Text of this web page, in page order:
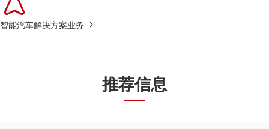
智能汽车解决方案业务
推荐信息